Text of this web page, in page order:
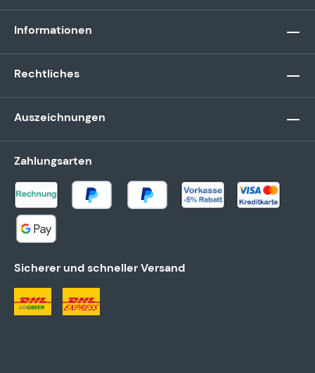
Informationen
Rechtliches
Auszeichnungen
Zahlungsarten
Sicherer und schneller Versand